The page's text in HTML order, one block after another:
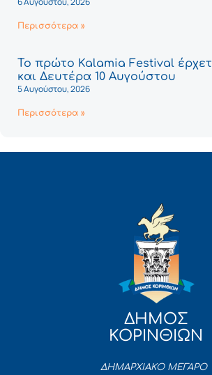
Περισσότερα »
Το πρώτο Kalamia Festival
και Δευτέρα 10 Αυγούστου
5 Αυγούστου, 2026
Περισσότερα »
ΔΗΜΟΣ
ΚΟΡΙΝΘΙΩΝ
ΔΗΜΑΡΧΙΑΚΟ ΜΕΓΑΡΟ